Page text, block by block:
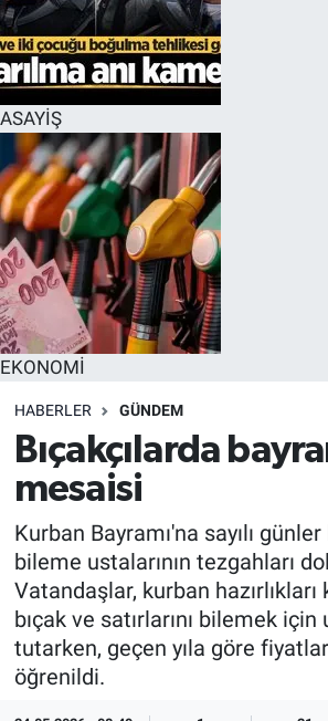
ASAYİŞ
EKONOMİ
HABERLER GÜNDEM
Bıçakçılarda
mesaisi
Kurban Bayramı'na sayılı
bileme ustalarının tezgahları
Vatandaşlar, kurban hazırlıkları
bıçak ve satırlarını bilemek
tutarken, geçen yıla göre
öğrenildi.
EĞİTİM
ÖZEL HABER
HALK54 PANORAMA